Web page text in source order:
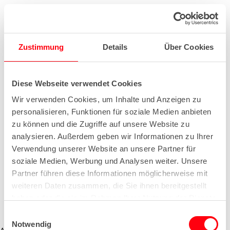
Zustimmung Details Über Cookies
Diese Webseite verwendet Cookies
Wir verwenden Cookies, um Inhalte und Anzeigen zu
personalisieren, Funktionen für soziale Medien anbieten
zu können und die Zugriffe auf unsere Website zu
analysieren. Außerdem geben wir Informationen zu Ihrer
Verwendung unserer Website an unsere Partner für
soziale Medien, Werbung und Analysen weiter. Unsere
Partner führen diese Informationen möglicherweise mit
weiteren Daten zusammen, die Sie ihnen bereitgestellt
Notwendig